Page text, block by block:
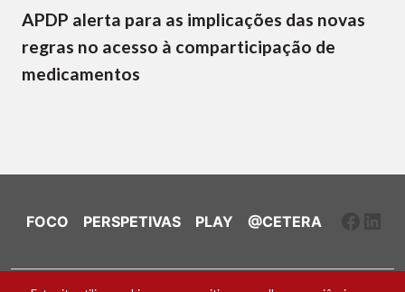
APDP alerta para as implicações das novas
regras no acesso à comparticipação de
medicamentos
FOCO PERSPETIVAS PLAY @CETERA